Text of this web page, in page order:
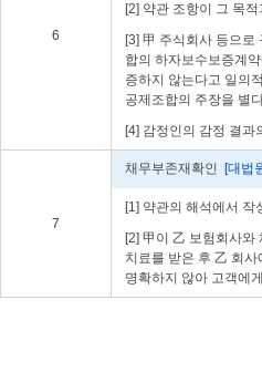
6
[2] 약관 조항이 그 목
[3] 甲 주식회사 등으
합의 하자보수보증계
증하지 않는다고 일의
공제조합의 주장을 별
[4] 감정인의 감정 결과
7
채무부존재확인 [대법
[1] 약관의 해석에서
[2] 甲이 乙 보험회사
치료를 받은 후 乙 회
명확하지 않아 고객에